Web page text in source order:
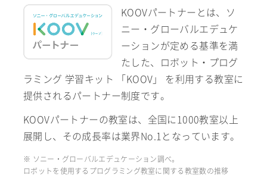
KOOVパートナーとは、ソ
ニー・グローバルエデュケ
ーションが定める基準を満
たした、ロボット・プログ
ラミング 学習キット 「KOOV」 を利用する教室に
提供されるパートナー制度です。
KOOVパートナーの教室は、全国に1000教室以上
展開し、その成長率は業界No.1となっています。
※ ソニー・グローバルエデュケーション調べ。
ロボットを使用するプログラミング教室に関する教室数の推移